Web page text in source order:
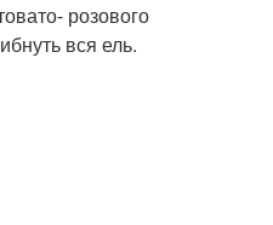
розового
вся ель.